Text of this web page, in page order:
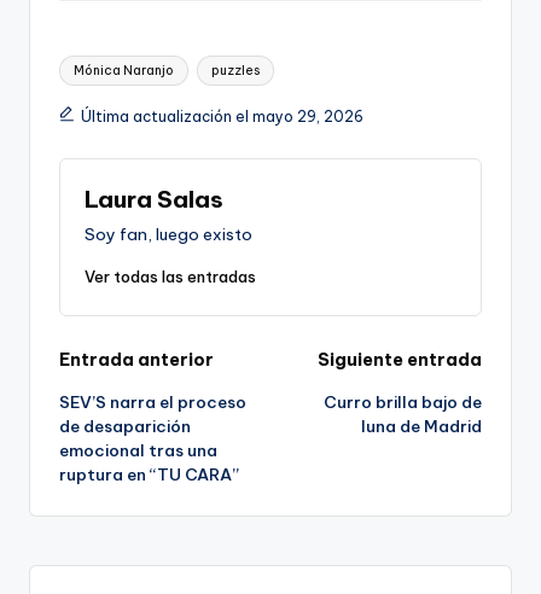
Etiquetas:
Mónica Naranjo puzzles
Última actualización el mayo 29, 2026
Laura Salas
Soy fan, luego existo
Ver todas las entradas
Navegación
de
entradas
Entrada anterior
SEV’S narra el proceso
de desaparición
emocional tras una
ruptura en “TU CARA”
Siguiente entrada
Curro brilla bajo de
luna de Madrid